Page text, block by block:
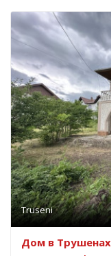
Truseni
Дом в